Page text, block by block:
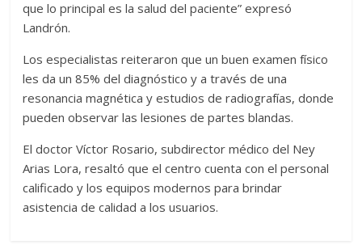
que lo principal es la salud del paciente” expresó
Landrón.
Los especialistas reiteraron que un buen examen físico
les da un 85% del diagnóstico y a través de una
resonancia magnética y estudios de radiografías, donde
pueden observar las lesiones de partes blandas.
El doctor Víctor Rosario, subdirector médico del Ney
Arias Lora, resaltó que el centro cuenta con el personal
calificado y los equipos modernos para brindar
asistencia de calidad a los usuarios.